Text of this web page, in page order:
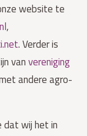
website te
,
. Verder is
vanvereniging
andere agro-
dat wij het in